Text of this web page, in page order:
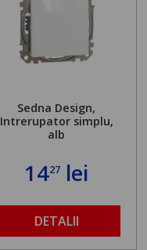
Sedna Design,
Intrerupator simplu,
alb
1427 lei
DETALII